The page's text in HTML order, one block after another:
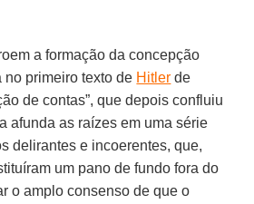
a formação da concepção
no primeiro texto de Hitler de
de contas”, que depois confluiu
afunda as raízes em uma série
delirantes e incoerentes, que,
um pano de fundo fora do
o amplo consenso de que o